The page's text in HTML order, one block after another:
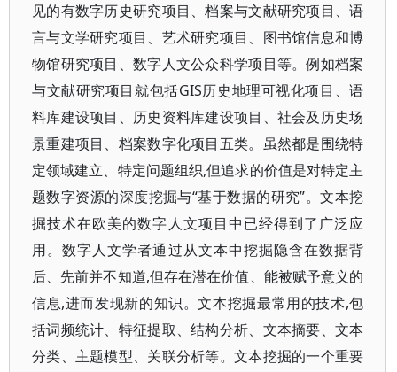
见的有数字历史研究项目、档案与文献研究项目、语
言与文学研究项目、艺术研究项目、图书馆信息和博
物馆研究项目、数字人文公众科学项目等。例如档案
与文献研究项目就包括GIS历史地理可视化项目、语
料库建设项目、历史资料库建设项目、社会及历史场
景重建项目、档案数字化项目五类。虽然都是围绕特
定领域建立、特定问题组织,但追求的价值是对特定主
题数字资源的深度挖掘与“基于数据的研究”。文本挖
掘技术在欧美的数字人文项目中已经得到了广泛应
用。数字人文学者通过从文本中挖掘隐含在数据背
后、先前并不知道,但存在潜在价值、能被赋予意义的
信息,进而发现新的知识。文本挖掘最常用的技术,包
括词频统计、特征提取、结构分析、文本摘要、文本
分类、主题模型、关联分析等。文本挖掘的一个重要